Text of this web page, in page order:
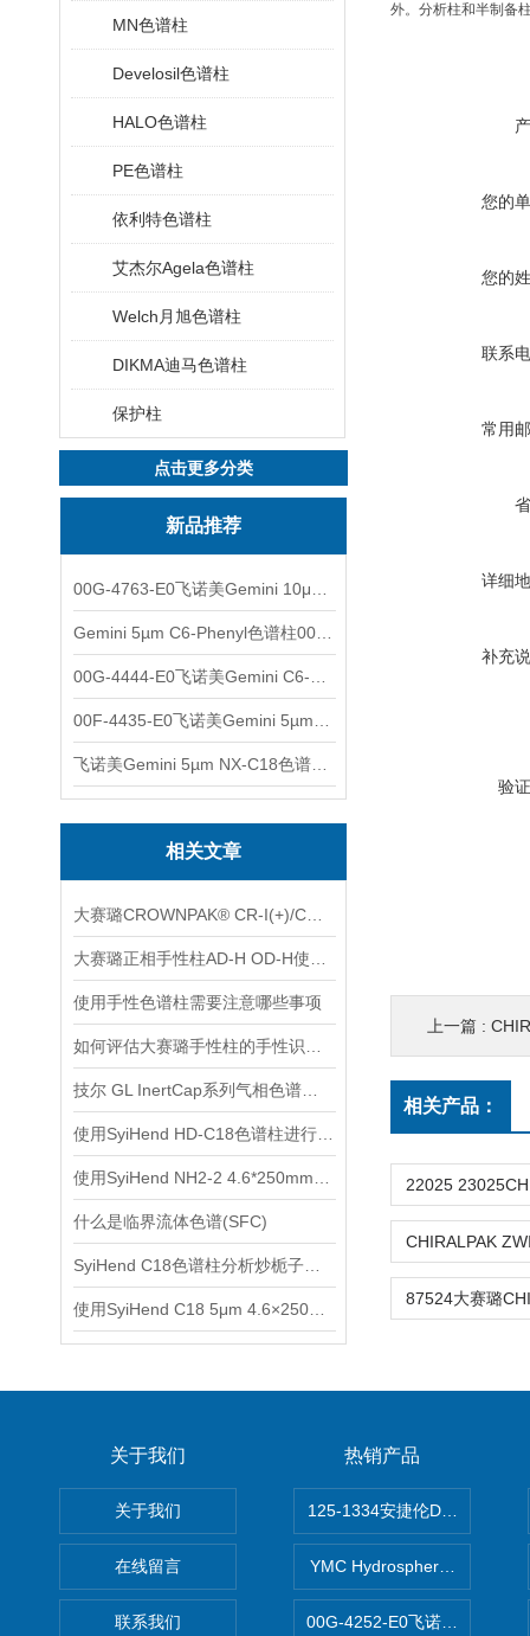
MN色谱柱
Develosil色谱柱
HALO色谱柱
PE色谱柱
依利特色谱柱
艾杰尔Agela色谱柱
Welch月旭色谱柱
DIKMA迪马色谱柱
保护柱
点击更多分类
新品推荐
相关文章
使用手性色谱柱需要注意哪些事项
什么是临界流体色谱(SFC)
外。分析柱和半制备
您的
您的
联系
常用
详细
补充
验
上一篇 :
相关产品：
关于我们
关于我们
在线留言
联系我们
热销产品
125-1334安捷伦DB-624色谱
YMC Hydrosphere C18亲水
00G-4252-E0飞诺美Luna